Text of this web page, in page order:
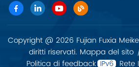
Copyright @ 2026 Fujian Fuxia
diritti riservati. Mappa del sito
Politica di feedback
Rete